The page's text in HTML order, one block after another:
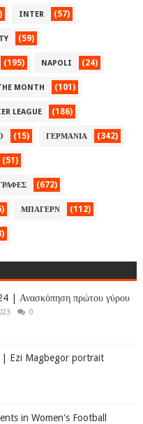
INTER (57)
(59)
(195) NAPOLI (24)
MONTH (101)
LEAGUE (186)
(15) ΓΕΡΜΑΝΙΑ (342)
(51)
(672)
ΜΠΑΓΕΡΝ (112)
| Ανασκόπηση πρώτου γύρου
0
| Ezi Magbegor portrait
in Women's Football